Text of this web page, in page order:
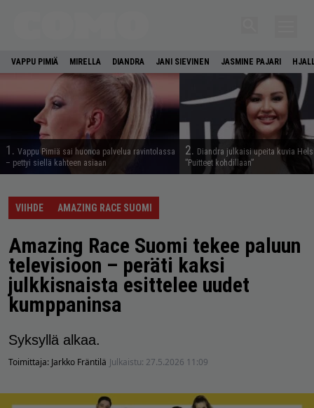
VAPPU PIMIÄ MIRELLA DIANDRA JANI SIEVINEN JASMINE PAJARI
1. Vappu Pimiä sai huonoa palvelua ravintolassa
– pettyi siellä kahteen asiaan
2. Diandra julkaisi upeita kuvia
”Puitteet kohdillaan”
VIIHDE AMAZING RACE SUOMI
Amazing Race Suomi tekee paluun
televisioon – peräti kaksi
julkkisnaista esittelee uudet
kumppaninsa
Syksyllä alkaa.
Toimittaja: Jarkko Fräntilä Julkaistu: 27.5.2026 11:09